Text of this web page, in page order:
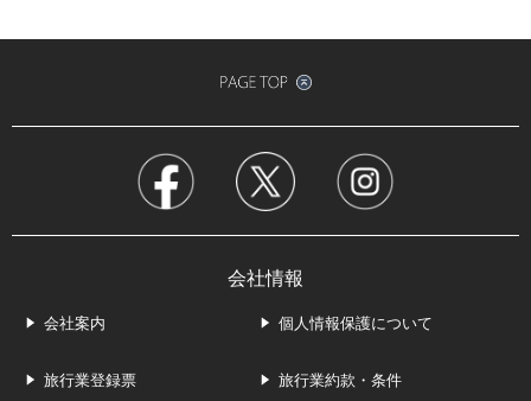
会社情報
会社案内 個人情報保護について
旅行業登録票 旅行業約款・条件